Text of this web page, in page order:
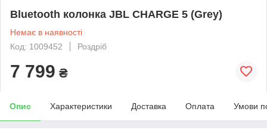
Bluetooth колонка JBL CHARGE 5 (Grey)
Немає в наявності
Код: 1009452
Роздріб
7 799 ₴
Опис Характеристики Доставка Оплата Умови